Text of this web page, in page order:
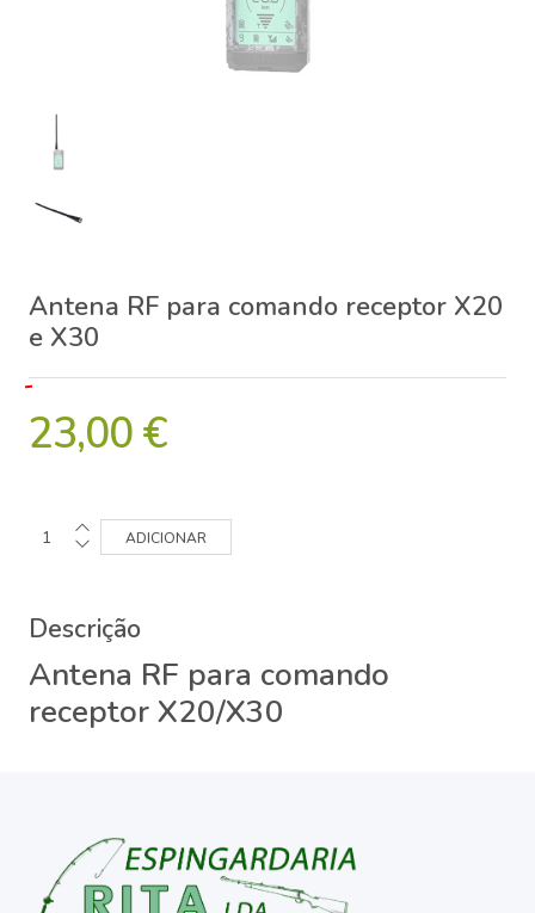
Antena RF para comando receptor X20
e X30
23,00 €
Descrição
Antena RF para comando
receptor X20/X30